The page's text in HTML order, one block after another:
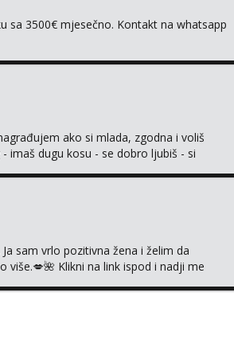
sa 3500€ mjesečno. Kontakt na whatsapp
ako si mlada, zgodna i voliš
imaš dugu kosu - se dobro ljubiš - si
sam vrlo pozitivna žena i želim da
Klikni na link ispod i nadji me